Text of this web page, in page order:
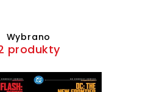
Wybrano
produkty